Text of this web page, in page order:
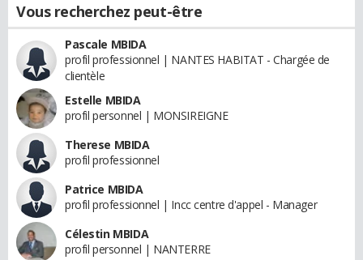
Vous recherchez peut-être
Pascale MBIDA
profil professionnel | NANTES HABITAT - Chargée de
clientèle
Estelle MBIDA
profil personnel | MONSIREIGNE
Therese MBIDA
profil professionnel
Patrice MBIDA
profil professionnel | Incc centre d'appel - Manager
Célestin MBIDA
profil personnel | NANTERRE